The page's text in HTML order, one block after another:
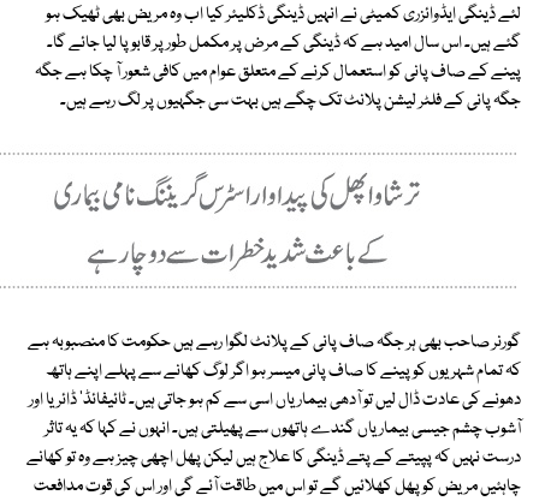
لئے ڈینگی ایڈوائزری کمیٹی نے انہیں ڈینگی ڈکلیئر کیا اب وہ مریض بھی ٹھیک ہو
گئے ہیں۔ اس سال امید ہے کہ ڈینگی کے مرض پر مکمل طور پر قابو پا لیا جائے گا۔
پینے کے صاف پانی کو استعمال کرنے کے متعلق عوام میں کافی شعور آ چکا ہے جگہ
جگہ پانی کے فلٹر لیشن پلانٹ تک چگے ہیں بہت سی جگہیوں پر لگ رہے ہیں۔
گورنر صاحب بھی ہر جگہ صاف پانی کے پلانٹ لگوا رہے ہیں حکومت کا منصبوبہ ہے
کہ تمام شہریوں کو پینے کا صاف پانی میسر ہو اگر لوگ کھانے سے پہلے اپنے ہاتھ
دھونے کی عادت ڈال لیں تو آدھی بیماریاں اسی سے کم ہو جاتی ہیں۔ ٹائیفائڈ' ڈائریا اور
آشوب چشم جیسی بیماریاں گندے ہاتھوں سے پھیلتی ہیں۔ انہوں نے کہا کہ یہ تاثر
درست نہیں کہ پپیتے کے پتے ڈینگی کا علاج ہیں لیکن پھل اچھی چیز ہے وہ تو کھانے
چاہئیں مریض کو پھل کھلائیں گے تو اس میں طاقت آئے گی اور اس کی قوت مدافعت